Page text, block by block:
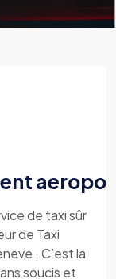
de taxi sûr
de Taxi
. C’est la
soucis et